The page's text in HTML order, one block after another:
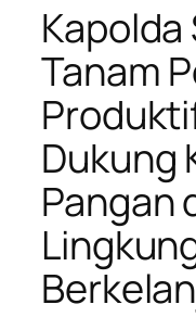
Kapolda
Tanam
Dukung
Pangan